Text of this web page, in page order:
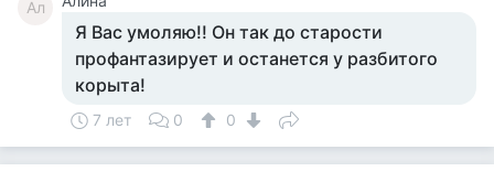
Ал
Я Вас умоляю!! Он так до старости
профантазирует и останется у разбитого
корыта!
7 лет 0 0